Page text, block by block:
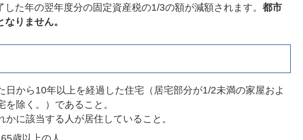
した年の翌年度分の固定資産税の1/3の額が減額されます。 都市
りません。
日から10年以上を経過した住宅（居宅部分が1/2未満の家屋およ
を除く。）であること。
かに該当する人が居住していること。